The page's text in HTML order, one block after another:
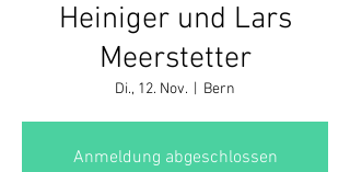
Heiniger und Lars
Meerstetter
Di., 12. Nov. Bern
Anmeldung abgeschlossen